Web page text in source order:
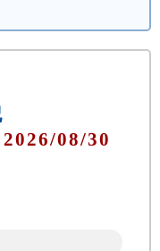
08/30